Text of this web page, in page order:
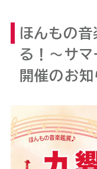
ほんもの
る！～サマ
開催のお知